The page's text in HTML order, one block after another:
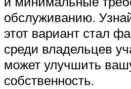
обслуживанию.
этот вариант стал
среди владельцев
может улучшить
собственность.